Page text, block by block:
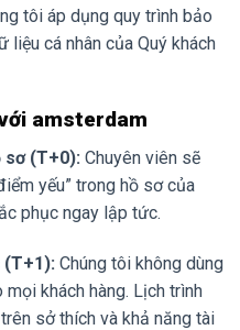
tôi áp dụng quy trình bảo
cá nhân của Quý khách
amsterdam
sơ (T+0): Chuyên viên sẽ
yếu” trong hồ sơ của
phục ngay lập tức.
(T+1): Chúng tôi không dùng
khách hàng. Lịch trình
sở thích và khả năng tài